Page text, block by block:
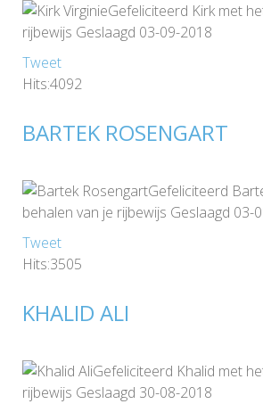
Gefeliciteerd Kirk met
rijbewijs Geslaagd 03-09-2018
Tweet
Hits:4092
BARTEK ROSENGART
Gefeliciteerd
behalen van je rijbewijs Geslaagd 03-
Tweet
Hits:3505
KHALID ALI
Gefeliciteerd Khalid met
rijbewijs Geslaagd 30-08-2018